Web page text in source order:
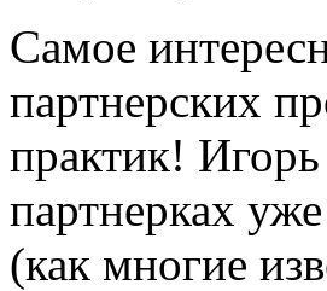
Самое
партнерских
практик!
партнерках
(как многие